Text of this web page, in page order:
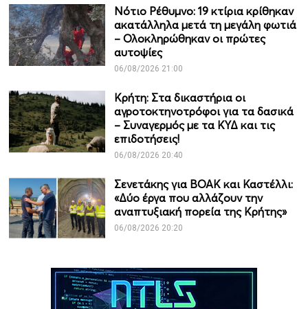
Νότιο Ρέθυμνο: 19 κτίρια κρίθηκαν
ακατάλληλα μετά τη μεγάλη φωτιά
– Ολοκληρώθηκαν οι πρώτες
αυτοψίες
06/08/2026 21:00
Κρήτη: Στα δικαστήρια οι
αγροτοκτηνοτρόφοι για τα δασικά
– Συναγερμός με τα ΚΥΔ και τις
επιδοτήσεις!
06/08/2026 20:40
Σενετάκης για ΒΟΑΚ και Καστέλλι:
«Δύο έργα που αλλάζουν την
αναπτυξιακή πορεία της Κρήτης»
06/08/2026 20:20